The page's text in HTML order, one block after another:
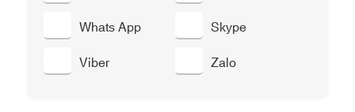
Whats App
Skype
Viber
Zalo